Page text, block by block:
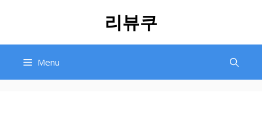
리뷰쿠
Menu